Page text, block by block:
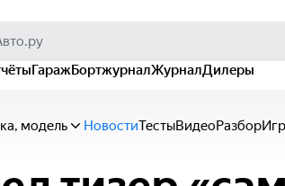
ГаражБортжурналЖурналДилеры
модель НовостиТестыВидеоРазбор